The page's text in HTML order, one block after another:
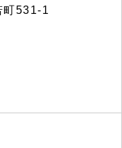
531-1